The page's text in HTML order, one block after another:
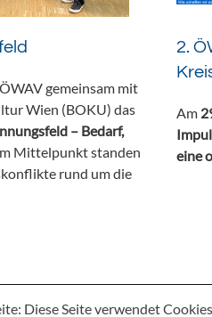
gemeinsam mit
Wien (BOKU) das
– Bedarf,
Mittelpunkt standen
rund um die
2.
Am
eine
Diese Seite verwendet